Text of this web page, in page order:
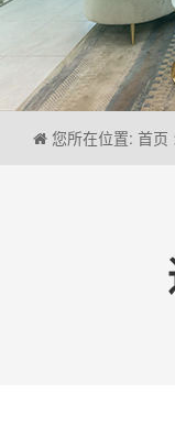
您所在位置: 首页